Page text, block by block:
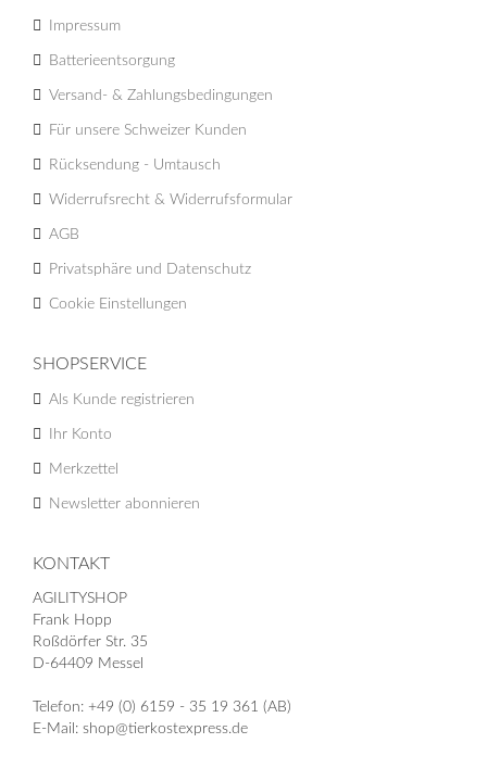
Impressum
Batterieentsorgung
Versand- & Zahlungsbedingungen
Für unsere Schweizer Kunden
Rücksendung - Umtausch
Widerrufsrecht & Widerrufsformular
AGB
Privatsphäre und Datenschutz
Cookie Einstellungen
SHOPSERVICE
Als Kunde registrieren
Ihr Konto
Merkzettel
Newsletter abonnieren
KONTAKT
AGILITYSHOP
Frank Hopp
Roßdörfer Str. 35
D-64409 Messel
Telefon: +49 (0) 6159 - 35 19 361 (AB)
E-Mail: shop@tierkostexpress.de